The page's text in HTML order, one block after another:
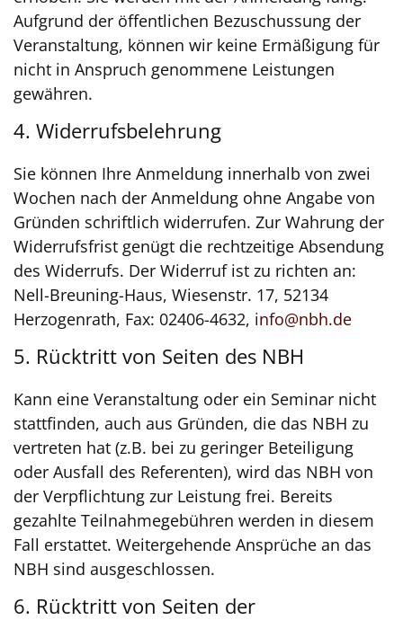
Aufgrund der öffentlichen Bezuschussung der
Veranstaltung, können wir keine Ermäßigung für
nicht in Anspruch genommene Leistungen
gewähren.
4. Widerrufsbelehrung
Sie können Ihre Anmeldung innerhalb von zwei
Wochen nach der Anmeldung ohne Angabe von
Gründen schriftlich widerrufen. Zur Wahrung der
Widerrufsfrist genügt die rechtzeitige Absendung
des Widerrufs. Der Widerruf ist zu richten an:
Nell-Breuning-Haus, Wiesenstr. 17, 52134
Herzogenrath, Fax: 02406-4632, info@nbh.de
5. Rücktritt von Seiten des NBH
Kann eine Veranstaltung oder ein Seminar nicht
stattfinden, auch aus Gründen, die das NBH zu
vertreten hat (z.B. bei zu geringer Beteiligung
oder Ausfall des Referenten), wird das NBH von
der Verpflichtung zur Leistung frei. Bereits
gezahlte Teilnahmegebühren werden in diesem
Fall erstattet. Weitergehende Ansprüche an das
NBH sind ausgeschlossen.
6. Rücktritt von Seiten der